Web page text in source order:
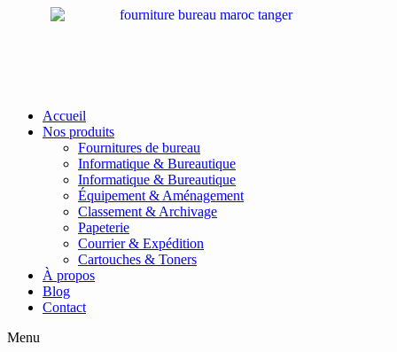
Accueil
Nos produits
Fournitures de bureau
Informatique & Bureautique
Informatique & Bureautique
Équipement & Aménagement
Classement & Archivage
Papeterie
Courrier & Expédition
Cartouches & Toners
À propos
Blog
Contact
Menu